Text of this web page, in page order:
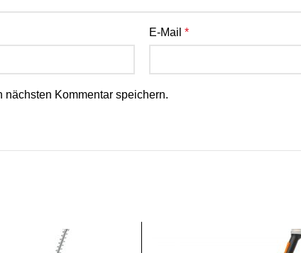
E-Mail *
Kommentar speichern.